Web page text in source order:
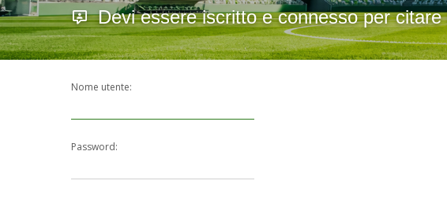
Devi essere iscritto e connesso per
Nome utente:
Password: